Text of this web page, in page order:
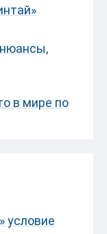
нюансы,
в мире по
условие